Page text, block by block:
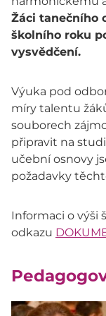
Žáci tanečního
školního roku
vysvědčení.
Výuka pod
míry talentu
souborech
připravit na
učební osnovy
požadavky
Informaci o výši
odkazu